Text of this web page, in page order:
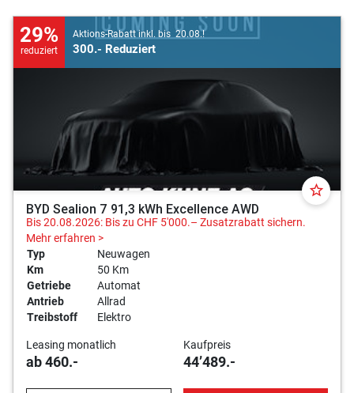
29%
reduziert
Aktions-Rabatt inkl. bis 20.08.!
300.- Reduziert
star_border
BYD Sealion 7 91,3 kWh Excellence AWD
Bis 20.08.2026: Bis zu CHF 5'000.– Zusatzrabatt sichern.
Mehr erfahren >
Typ
Neuwagen
Km
50 Km
Getriebe
Automat
Antrieb
Allrad
Treibstoff
Elektro
Leasing monatlich
ab 460.-
Kaufpreis
44’489.-